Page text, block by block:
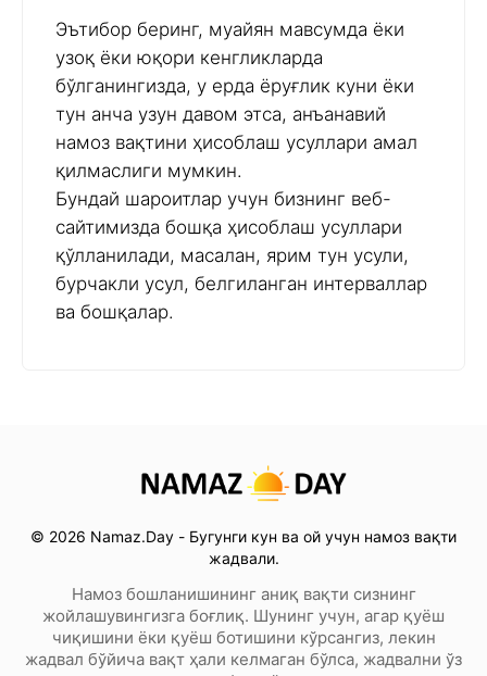
Эътибор беринг, муайян мавсумда ёки
узоқ ёки юқори кенгликларда
бўлганингизда, у ерда ёруғлик куни ёки
тун анча узун давом этса, анъанавий
намоз вақтини ҳисоблаш усуллари амал
қилмаслиги мумкин.
Бундай шароитлар учун бизнинг веб-
сайтимизда бошқа ҳисоблаш усуллари
қўлланилади, масалан, ярим тун усули,
бурчакли усул, белгиланган интерваллар
ва бошқалар.
© 2026 Namaz.Day - Бугунги кун ва ой учун намоз вақти
жадвали.
Намоз бошланишининг аниқ вақти сизнинг
жойлашувингизга боғлиқ. Шунинг учун, агар қуёш
чиқишини ёки қуёш ботишини кўрсангиз, лекин
жадвал бўйича вақт ҳали келмаган бўлса, жадвални ўз